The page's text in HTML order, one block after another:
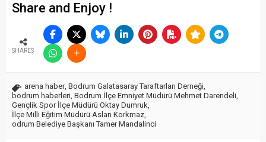
Share and Enjoy !
SHARES
arena haber, Bodrum Galatasaray Taraftarları Derneği,
bodrum haberleri, Bodrum İlçe Emniyet Müdürü Mehmet Darendeli,
Gençlik Spor İlçe Müdürü Oktay Dumruk,
İlçe Milli Eğitim Müdürü Aslan Korkmaz,
odrum Belediye Başkanı Tamer Mandalinci